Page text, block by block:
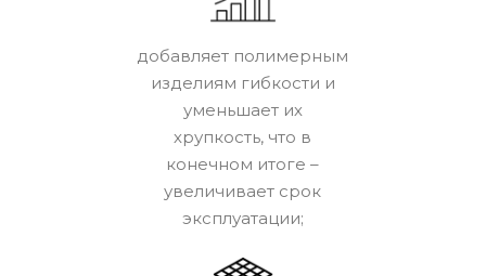
добавляет полимерным
изделиям гибкости и
уменьшает их
хрупкость, что в
конечном итоге –
увеличивает срок
эксплуатации;